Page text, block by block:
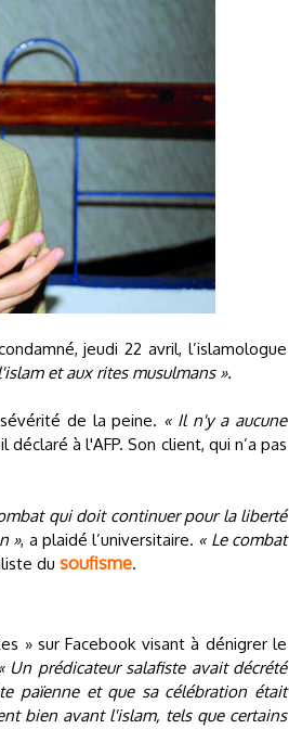
jeudi 22 avril, l’islamologue
et aux rites musulmans ».
de la peine. « Il n'y a aucune
déclaré à l'AFP. Son client, qui n’a pas
qui doit continuer pour la liberté
», a plaidé l’universitaire. « Le combat
du soufisme.
» sur Facebook visant à dénigrer le
« Un prédicateur salafiste avait décrété
païenne et que sa célébration était
bien avant l'islam, tels que certains